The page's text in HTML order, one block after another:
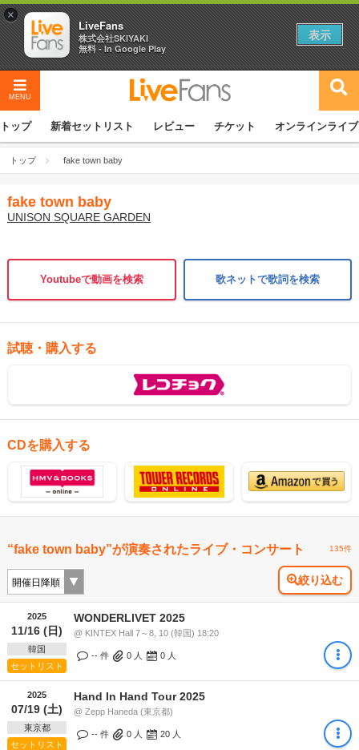
MENU
トップ 新着セットリスト レビュー チケット オンラインライブ
トップ fake town baby
fake town baby
UNISON SQUARE GARDEN
Youtubeで動画を検索 歌ネットで歌詞を検索
試聴・購入する
CDを購入する
“fake town baby”が演奏されたライブ・コンサート 135件
絞り込む
2025
11/16 (日)
韓国
セットリスト
WONDERLIVET 2025
@ KINTEX Hall 7～8, 10 (韓国) 18:20
-- 件 0 人 0 人
2025
07/19 (土)
東京都
セットリスト
Hand In Hand Tour 2025
@ Zepp Haneda (東京都)
-- 件 0 人 20 人
×
LiveFans
株式会社SKIYAKI
無料 - In Google Play
表示